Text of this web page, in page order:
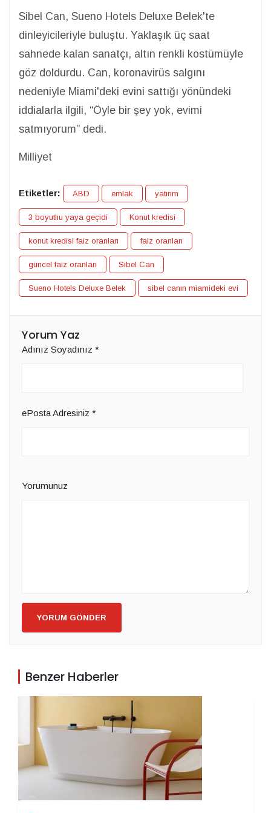
Sibel Can, Sueno Hotels Deluxe Belek'te
dinleyicileriyle buluştu. Yaklaşık üç saat
sahnede kalan sanatçı, altın renkli kostümüyle
göz doldurdu. Can, koronavirüs salgını
nedeniyle Miami'deki evini sattığı yönündeki
iddialarla ilgili, “Öyle bir şey yok, evimi
satmıyorum” dedi.
Milliyet
Etiketler: ABD emlak yatırım
3 boyutlıu yaya geçidi Konut kredisi
konut kredisi faiz oranları faiz oranları
güncel faiz oranları Sibel Can
Sueno Hotels Deluxe Belek sibel canın miamideki evi
Yorum Yaz
Adınız Soyadınız *
ePosta Adresiniz *
Yorumunuz
YORUM GÖNDER
Benzer Haberler